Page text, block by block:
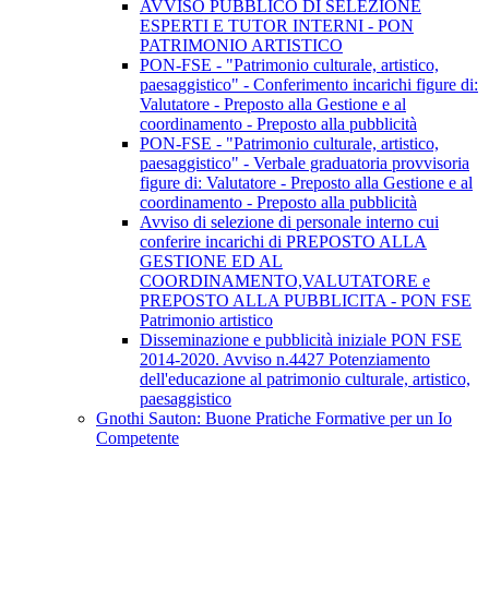
AVVISO PUBBLICO DI SELEZIONE
ESPERTI E TUTOR INTERNI - PON
PATRIMONIO ARTISTICO
PON-FSE - "Patrimonio culturale, artistico,
paesaggistico" - Conferimento incarichi figure di:
Valutatore - Preposto alla Gestione e al
coordinamento - Preposto alla pubblicità
PON-FSE - "Patrimonio culturale, artistico,
paesaggistico" - Verbale graduatoria provvisoria
figure di: Valutatore - Preposto alla Gestione e al
coordinamento - Preposto alla pubblicità
Avviso di selezione di personale interno cui
conferire incarichi di PREPOSTO ALLA
GESTIONE ED AL
COORDINAMENTO,VALUTATORE e
PREPOSTO ALLA PUBBLICITA - PON FSE
Patrimonio artistico
Disseminazione e pubblicità iniziale PON FSE
2014-2020. Avviso n.4427 Potenziamento
dell'educazione al patrimonio culturale, artistico,
paesaggistico
Gnothi Sauton: Buone Pratiche Formative per un Io
Competente